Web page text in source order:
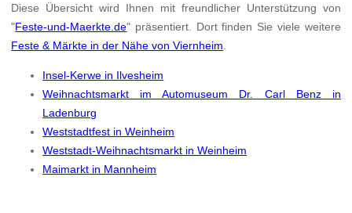
Diese Übersicht wird Ihnen mit freundlicher Unterstützung von
"Feste-und-Maerkte.de" präsentiert. Dort finden Sie viele weitere
Feste & Märkte in der Nähe von Viernheim
Insel-Kerwe in Ilvesheim
Weihnachtsmarkt im Automuseum Dr. Carl Benz in
Ladenburg
Weststadtfest in Weinheim
Weststadt-Weihnachtsmarkt in Weinheim
Maimarkt in Mannheim